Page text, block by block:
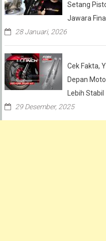
Setang
Jawara
28 Januari, 2026
Cek Fakta,
Depan
Lebih Stabil
29 Desember, 2025